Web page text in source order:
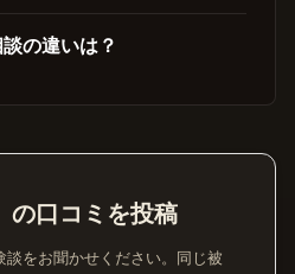
の違いは？
の口コミを投稿
をお聞かせください。同じ被